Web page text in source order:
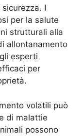
I
per la salute
strutturali alla
allontanamento
esperti
per
volatili può
di malattie
possono